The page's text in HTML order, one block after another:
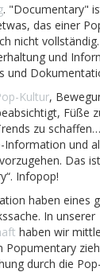
. "Documentary"
das einer
nicht
und
und
Kultur,
Füße
zu
Information und
Das
Infopop!
haben eines
In unserer
haben wir
Popumentary
durch die